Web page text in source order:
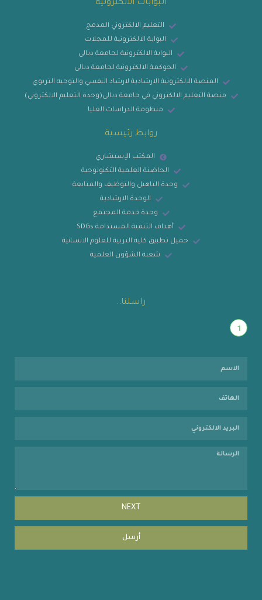
البوابات الالكترونية
التعليم الالكتروني المدمج
البوابة الالكترونية للمجلات
البوابة الالكترونية لجامعة ديالى
الحوكمة الالكترونية لجامعة ديالى
المنصة الالكترونية الارشادية لارشاد النفسي والتوجيه التربوي
منصة التعليم الالكتروني في جامعة ديالى(وحدة التعليم الالكتروني)
منظومة الدراسات العليا
روابط رئيسية
المكتب الإستشاري
الحاضنة العلمية التكنولوجية
وحدة التاهيل والتوظيف والمتابعة
الوحدة الارشادية
وحدة خدمة المجتمع
أهداف التنمية المستدامة SDGs
حميل تطبيق كلية التربية للعلوم الانسانية
شعبة الشؤون العلمية
راسلنا..
1
NEXT
أرسل